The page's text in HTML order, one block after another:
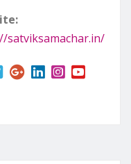
satviksamachar.in/